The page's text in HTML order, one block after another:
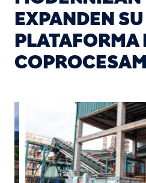
EXPANDEN SU
PLATAFORMA